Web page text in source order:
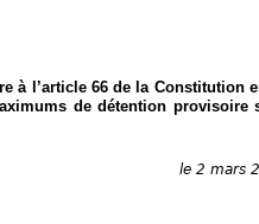
à l’article 66 de la Constitution
de détention provisoire
le 2 mars